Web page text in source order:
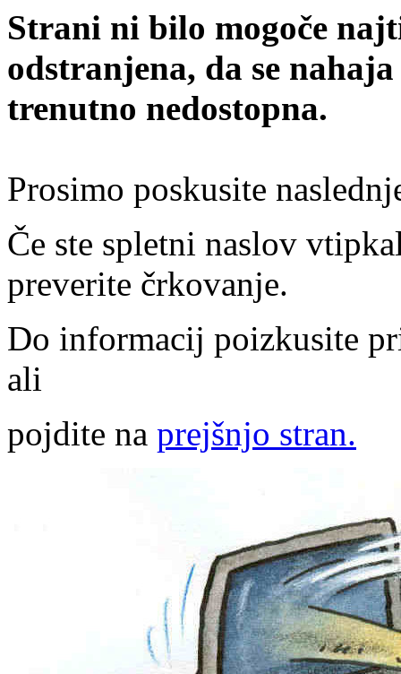
Strani ni bilo mogoče
odstranjena, da se
trenutno nedostopna.
Prosimo poskusite
Če ste spletni naslov
preverite črkovanje.
Do informacij poizkusite
ali
pojdite na prejšnjo stran.